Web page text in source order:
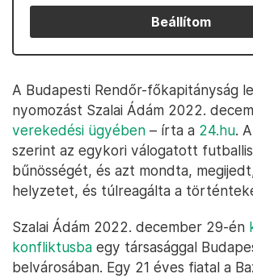
Beállítom
A Budapesti Rendőr-főkapitányság
nyomozást Szalai Ádám 2022.
verekedési ügyében – írta a 24.hu.
szerint az egykori válogatott
bűnösségét, és azt mondta,
helyzetet, és túlreagálta a
Szalai Ádám 2022. december 29-én
konfliktusba egy társasággal
belvárosában. Egy 21 éves fiatal a